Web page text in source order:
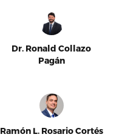
Dr. Ronald Collazo
Pagán
Ramón L. Rosario Cortés